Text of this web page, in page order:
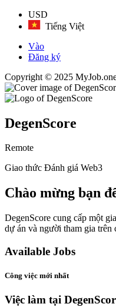
USD
Tiếng Việt
Vào
Đăng ký
Copyright © 2025
DegenScore
Remote
Giao thức Đánh giá Web3
Chào mừng bạn
DegenScore cung cấp một
dự án và người tham gia trên
Available Jobs
Công việc mới nhất
Việc làm tại